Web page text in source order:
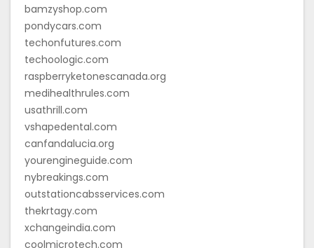
bamzyshop.com
pondycars.com
techonfutures.com
techoologic.com
raspberryketonescanada.org
medihealthrules.com
usathrill.com
vshapedental.com
canfandalucia.org
yourengineguide.com
nybreakings.com
outstationcabsservices.com
thekrtagy.com
xchangeindia.com
coolmicrotech.com